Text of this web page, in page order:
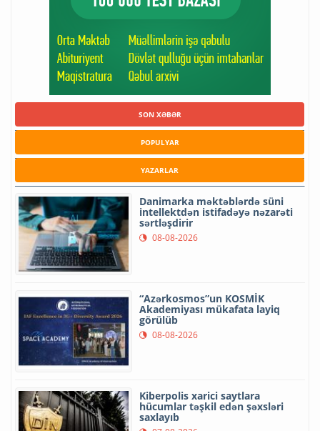
SON XƏBƏR
POPULYAR
YAZARLAR
Danimarka məktəblərdə süni
intellektdən istifadəyə nəzarəti
sərtləşdirir
08-08-2026
“Azərkosmos”un KOSMİK
Akademiyası mükafata layiq
görülüb
08-08-2026
Kiberpolis xarici saytlara
hücumlar təşkil edən şəxsləri
saxlayıb